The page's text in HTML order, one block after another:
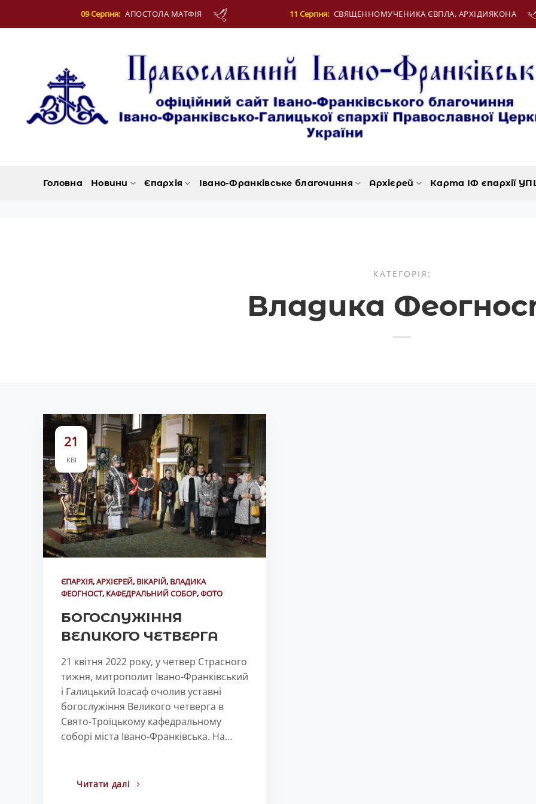
09 Серпня: АПОСТОЛА МАТФІЯ 11 Серпня: СВЯЩЕННОМУЧЕНИКА ЄВПЛА, АРХІДИЯКОНА
Головна Новини Єпархія Івано-Франківське благочиння Архієрей Карта ІФ єпархії
КАТЕГОРІЯ:
Владика
21
КВІ
ЄПАРХІЯ,АРХІЄРЕЙ, ВІКАРІЙ, ВЛАДИКА
ФЕОГНОСТ, КАФЕДРАЛЬНИЙ СОБОР,ФОТО
БОГОСЛУЖІННЯ
ВЕЛИКОГО ЧЕТВЕРГА
21 квітня 2022 року, у четвер Страсного
тижня, митрополит Івано-Франківський
і Галицький Іоасаф очолив уставні
богослужіння Великого четверга в
Свято-Троїцькому кафедральному
соборі міста Івано-Франківська. На…
Читати далі